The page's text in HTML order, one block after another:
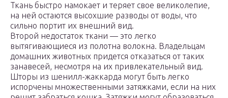
Ткань быстро намокает и теряет свое великолепие,
на ней остаются высохшие разводы от воды, что
сильно портит их внешний вид.
Второй недостаток ткани — это легко
вытягивающиеся из полотна волокна. Владельцам
домашних животных придется отказаться от таких
занавесей, несмотря на их привлекательный вид.
Шторы из шенилл-жаккарда могут быть легко
испорчены множественными затяжками, если на них